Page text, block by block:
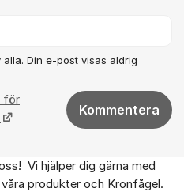
Din e-post visas aldrig
för
Kommentera
Vi hjälper dig gärna med
produkter och Kronfågel.